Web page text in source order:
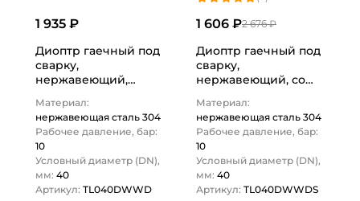
1 935 ₽
Диоптр гаечный под
сварку,
нержавеющий,
TITAN LOCK
Материал:
нержавеющая сталь 304
Рабочее давление, бар:
10
Условный диаметр (DN),
мм: 40
Артикул: TL040DWWD
2 676 ₽
1 606 ₽
Диоптр гаечный под
сварку,
нержавеющий, со
TL040DWWDS
TITAN…
Материал:
нержавеющая сталь 304
Рабочее давление, бар:
10
Условный диаметр (DN),
мм: 40
Артикул: TL040DWWDS